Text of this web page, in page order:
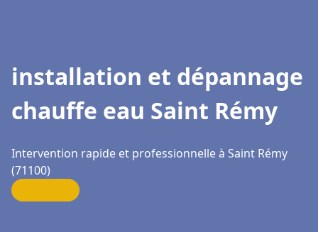
installation et dépannage
chauffe eau Saint Rémy
Intervention rapide et professionnelle à Saint Rémy
(71100)